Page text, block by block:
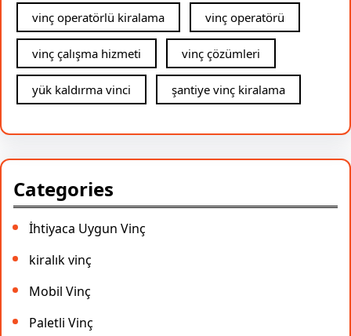
vinç operatörlü kiralama vinç operatörü
vinç çalışma hizmeti vinç çözümleri
yük kaldırma vinci şantiye vinç kiralama
Categories
İhtiyaca Uygun Vinç
kiralık vinç
Mobil Vinç
Paletli Vinç